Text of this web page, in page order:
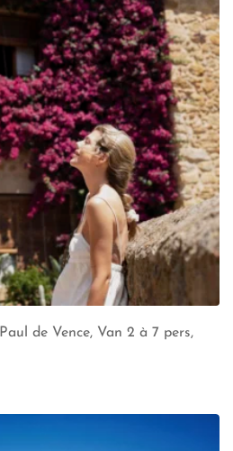
de Vence, Van 2 à 7 pers,